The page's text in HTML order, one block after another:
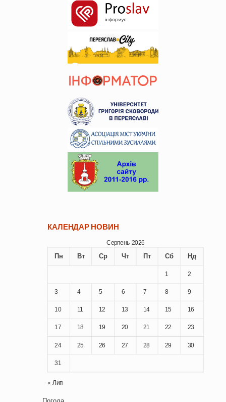
КАЛЕНДАР НОВИН
Серпень 2026
Пн Вт Ср Чт Пт Сб Нд
1 2
3 4 5 6 7 8 9
10 11 12 13 14 15 16
17 18 19 20 21 22 23
24 25 26 27 28 29 30
31
« Лип